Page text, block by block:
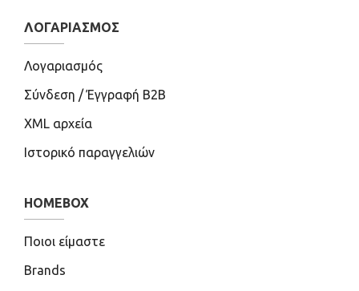
ΛΟΓΑΡΙΑΣΜΌΣ
Λογαριασμός
Σύνδεση / Έγγραφή B2B
XML αρχεία
Ιστορικό παραγγελιών
HOMEBOX
Ποιοι είμαστε
Brands